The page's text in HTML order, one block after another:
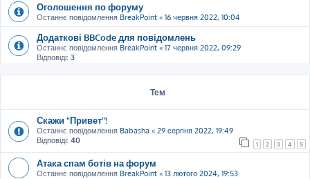
Оголошення по форуму
Останнє повідомлення BreakPoint « 16 червня 2022, 10:04
Додаткові BBCode для повідомлень
Останнє повідомлення BreakPoint « 17 червня 2022, 09:29
Відповіді: 3
Тем
Скажи "Привет"!
Останнє повідомлення Babasha « 29 серпня 2022, 19:49
Відповіді: 40 1 2 3 4 5
Атака спам ботів на форум
Останнє повідомлення BreakPoint « 13 лютого 2024, 19:53